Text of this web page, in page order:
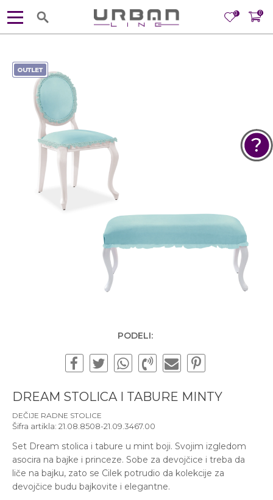
0
0
PODELI:
DREAM STOLICA I TABURE MINTY
DEČIJE RADNE STOLICE
Šifra artikla: 21.08.8508-21.09.3467.00
Set Dream stolica i tabure u mint boji. Svojim izgledom
asocira na bajke i princeze. Sobe za devojčice i treba da
liče na bajku, zato se Cilek potrudio da kolekcije za
devojčice budu bajkovite i elegantne.
381 11 245 18 52
381 64 218 96 52
Radno vreme
Ponedeljak - Petak od
10:00 do 19:00
Subotom od 10:00 do